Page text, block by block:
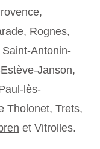
Rognes,
Saint-Antonin-
Janson,
lès-
Tholonet, Trets,
et Vitrolles.